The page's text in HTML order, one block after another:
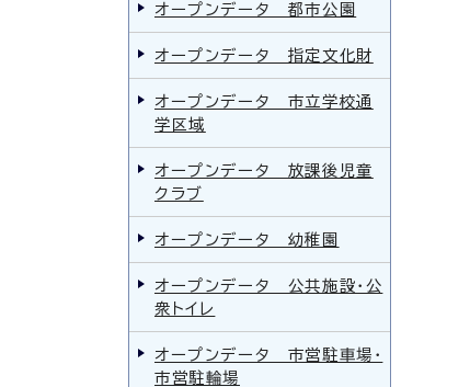
オープンデータ 都市公園
オープンデータ 指定文化財
オープンデータ 市立学校通
学区域
オープンデータ 放課後児童
クラブ
オープンデータ 幼稚園
オープンデータ 公共施設・公
衆トイレ
オープンデータ 市営駐車場・
市営駐輪場